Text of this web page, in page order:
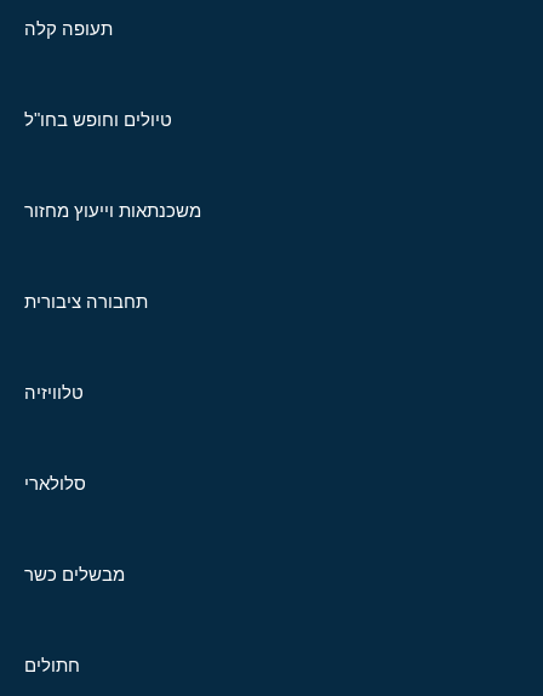
תעופה קלה
טיולים וחופש בחו"ל
משכנתאות וייעוץ מחזור
תחבורה ציבורית
טלוויזיה
סלולארי
מבשלים כשר
חתולים